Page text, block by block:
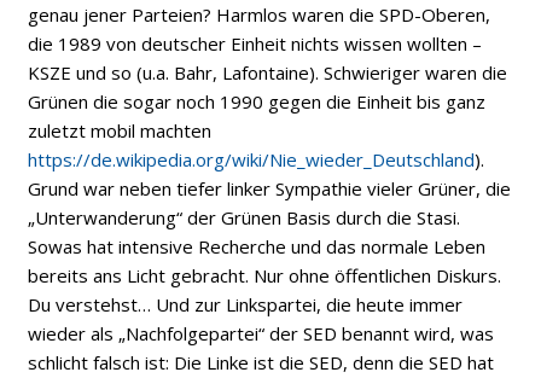
genau jener Parteien? Harmlos waren die SPD-Oberen,
die 1989 von deutscher Einheit nichts wissen wollten –
KSZE und so (u.a. Bahr, Lafontaine). Schwieriger waren die
Grünen die sogar noch 1990 gegen die Einheit bis ganz
zuletzt mobil machten
https://de.wikipedia.org/wiki/Nie_wieder_Deutschland).
Grund war neben tiefer linker Sympathie vieler Grüner, die
„Unterwanderung“ der Grünen Basis durch die Stasi.
Sowas hat intensive Recherche und das normale Leben
bereits ans Licht gebracht. Nur ohne öffentlichen Diskurs.
Du verstehst… Und zur Linkspartei, die heute immer
wieder als „Nachfolgepartei“ der SED benannt wird, was
schlicht falsch ist: Die Linke ist die SED, denn die SED hat